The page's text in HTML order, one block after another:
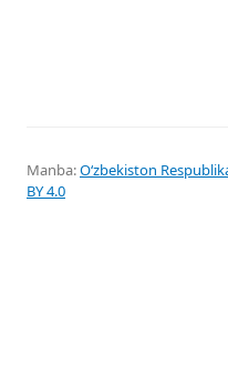
Manba:Oʻzbekiston
BY 4.0